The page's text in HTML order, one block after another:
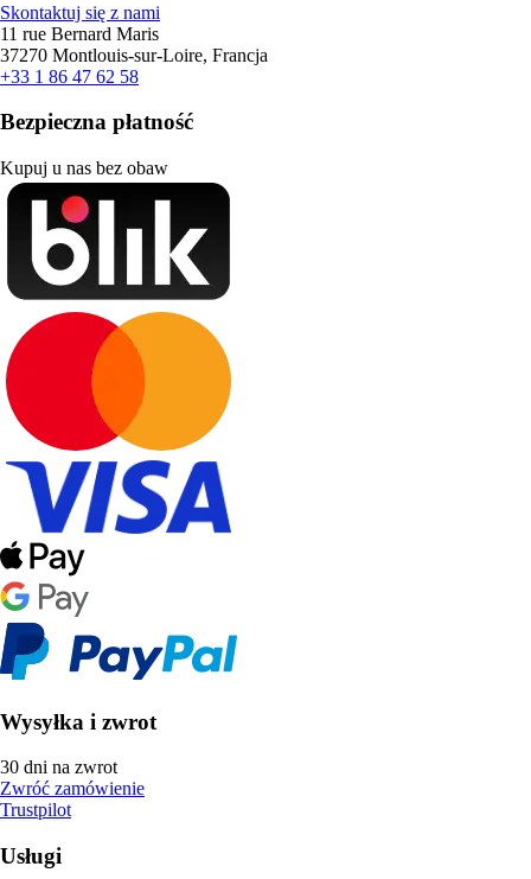
Skontaktuj się z nami
11 rue Bernard Maris
37270 Montlouis-sur-Loire, Francja
+33 1 86 47 62 58
Bezpieczna płatność
Kupuj u nas bez obaw
Wysyłka i zwrot
30 dni na zwrot
Zwróć zamówienie
Trustpilot
Usługi